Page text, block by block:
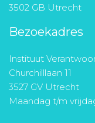
3502 GB Utrecht
Bezoekadres
Instituut
Churchilllaan 11
3527 GV Utrecht
Maandag t/m